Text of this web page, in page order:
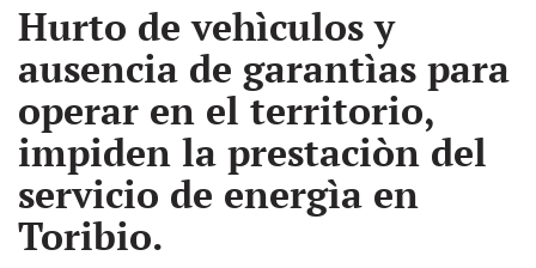
Hurto de vehìculos y
ausencia de garantìas para
operar en el territorio,
impiden la prestaciòn del
servicio de energìa en
Toribio.